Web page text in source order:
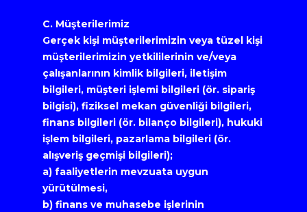
C. Müşterilerimiz
Gerçek kişi müşterilerimizin veya tüzel kişi
müşterilerimizin yetkililerinin ve/veya
çalışanlarının kimlik bilgileri, iletişim
bilgileri, müşteri işlemi bilgileri (ör. sipariş
bilgisi), fiziksel mekan güvenliği bilgileri,
finans bilgileri (ör. bilanço bilgileri), hukuki
işlem bilgileri, pazarlama bilgileri (ör.
alışveriş geçmişi bilgileri);
a) faaliyetlerin mevzuata uygun
yürütülmesi,
b) finans ve muhasebe işlerinin